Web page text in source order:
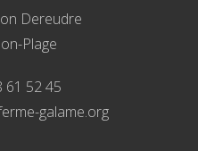
Dereudre
Plage
61 52 45
galame.org